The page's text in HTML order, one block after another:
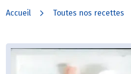
Accueil Toutes nos recettes